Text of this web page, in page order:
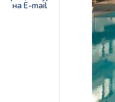
на E-mail